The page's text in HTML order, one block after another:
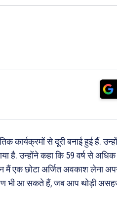
कार्यक्रमों से दूरी बनाई हुई हैं.
है. उन्होंने कहा कि 59 वर्ष से
एक छोटा अर्जित अवकाश लेना
भी आ सकते हैं, जब आप थोड़ी